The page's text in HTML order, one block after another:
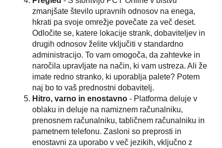
zmanjšate število upravnih odnosov na enega,
hkrati pa svoje omrežje povečate za več deset.
Odločite se, katere lokacije strank, dobaviteljev in
drugih odnosov želite vključiti v standardno
administracijo. To vam omogoča, da zahtevke in
naročila upravljate na način, ki vam ustreza. Ali že
imate redno stranko, ki uporablja palete? Potem
naj bo to vaš prednostni dobavitelj.
Hitro, varno in enostavno - Platforma deluje v
oblaku in deluje na namiznem računalniku,
prenosnem računalniku, tabličnem računalniku in
pametnem telefonu. Zasloni so preprosti in
enostavni za uporabo v več jezikih, vključno z